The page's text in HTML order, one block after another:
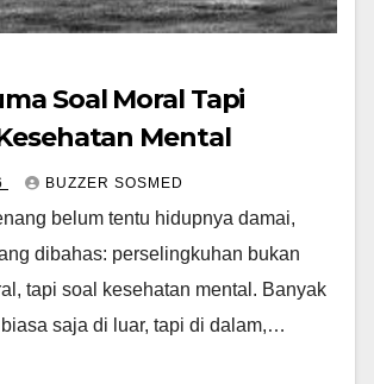
Soal Moral Tapi
Mental
BUZZER SOSMED
belum tentu hidupnya damai,
dibahas: perselingkuhan bukan
tapi soal kesehatan mental. Banyak
saja di luar, tapi di dalam,…